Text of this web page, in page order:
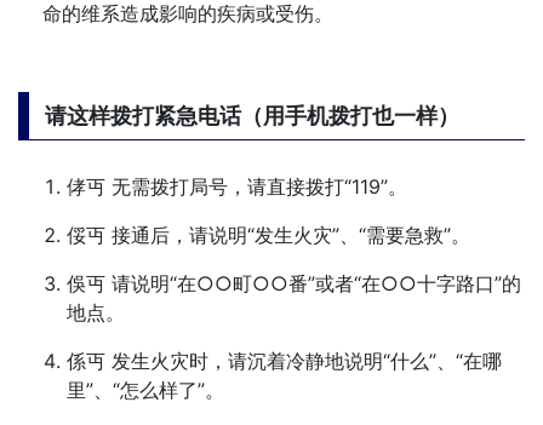
命的维系造成影响的疾病或受伤。
请这样拨打紧急电话（用手机拨打也一样）
侾丏 无需拨打局号，请直接拨打“119”。
俀丏 接通后，请说明“发生火灾”、“需要急救”。
俁丏 请说明“在○○町○○番”或者“在○○十字路口”的
地点。
係丏 发生火灾时，请沉着冷静地说明“什么”、“在哪
里”、“怎么样了”。